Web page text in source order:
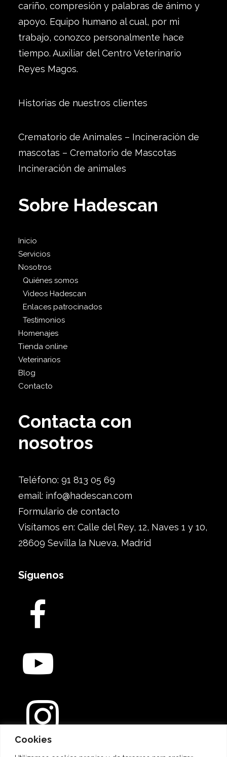
Cookies
cariño, compresión y palabras de ánimo y
apoyo. Equipo humano al cual, por mi
trabajo, conozco personalmente hace
tiempo. Auxiliar del Centro Veterinario
Reyes Magos.
Historias de nuestros clientes
Crematorio de Animales – Incineración de
mascotas – Crematorio de Mascotas
Incineración de animales
Sobre Hadescan
Inicio
Servicios
Nosotros
Quiénes somos
Videos Hadescan
Enlaces patrocinados
Testimonios
Homenajes
Tienda online
Veterinarios
Blog
Contacto
Contacta con
nosotros
Teléfono: 91 813 05 69
email: info@hadescan.com
Formulario de contacto
Visítamos en: Calle del Rey, 12, Naves 1 y 10,
28609 Sevilla la Nueva, Madrid
Síguenos